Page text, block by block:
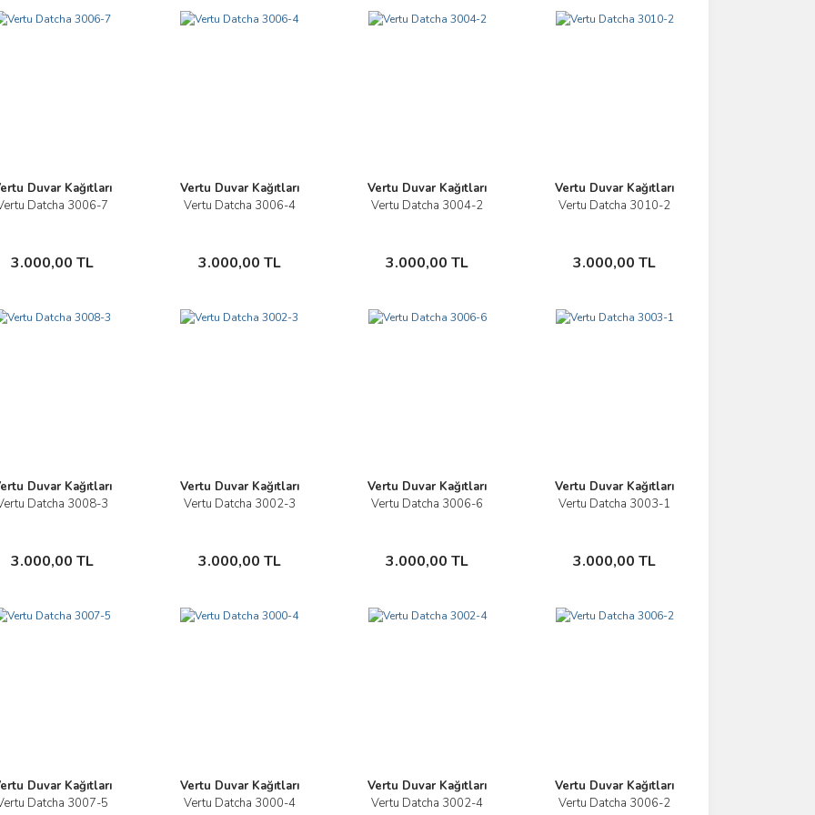
Duvar Kağıtları
Datcha 3006-7
3.000,00 TL
İncele
Sepete Ekle
Vertu Duvar Kağıtları
Vertu Datcha 3006-4
3.000,00 TL
İncele
Sepete Ekle
Vertu Duvar Kağıtları
Vertu Datcha 3004-2
3.000,00 TL
İncele
Sepete Ekle
Vertu Duvar Kağıtları
Vertu Datcha 3010-2
3.000,00 TL
İncele
Sepete Ekle
Duvar Kağıtları
Datcha 3008-3
3.000,00 TL
İncele
Sepete Ekle
Vertu Duvar Kağıtları
Vertu Datcha 3002-3
3.000,00 TL
İncele
Sepete Ekle
Vertu Duvar Kağıtları
Vertu Datcha 3006-6
3.000,00 TL
İncele
Sepete Ekle
Vertu Duvar Kağıtları
Vertu Datcha 3003-1
3.000,00 TL
İncele
Sepete Ekle
Duvar Kağıtları
Datcha 3007-5
İncele
Vertu Duvar Kağıtları
Vertu Datcha 3000-4
İncele
Vertu Duvar Kağıtları
Vertu Datcha 3002-4
İncele
Vertu Duvar Kağıtları
Vertu Datcha 3006-2
İncele